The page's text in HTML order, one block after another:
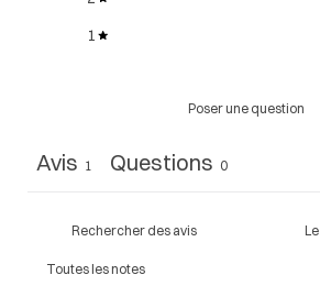
1
Poser une question
Avis 1 Questions 0